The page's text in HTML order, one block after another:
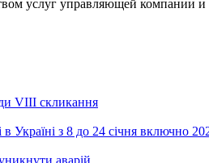
услуг управляющей
VIII скликання
Україні з 8 до 24 січня включно
аварій